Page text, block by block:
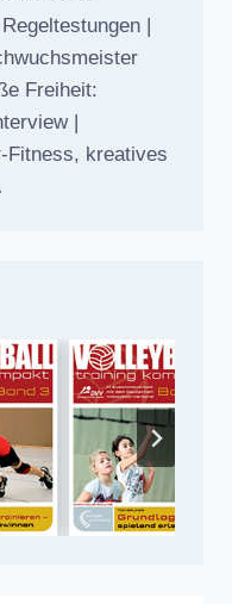
|
Freiheit:
|
Fitness, kreatives